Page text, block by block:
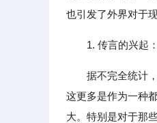
也引发了外界对于
1. 传言的兴起
据不完全统计
这更多是作为一种
大。特别是对于那